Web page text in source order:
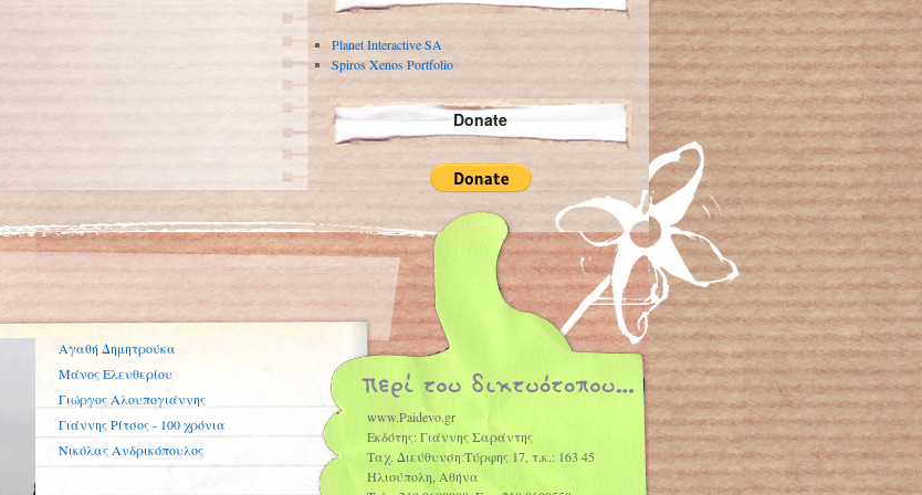
Planet Interactive SA
Spiros Xenos Portfolio
Donate
Αγαθή Δημητρούκα
Μάνος Ελευθερίου
Γιώργος Αλουπογιάννης
Γιάννης Ρίτσος - 100 χρόνια
Νικόλας Ανδρικόπουλος
www.Paidevo.gr
Εκδότης: Γιάννης Σαράντης
Ταχ. Διεύθυνση:Τύρφης 17, τ.κ.: 163 45
Ηλιούπολη, Αθήνα